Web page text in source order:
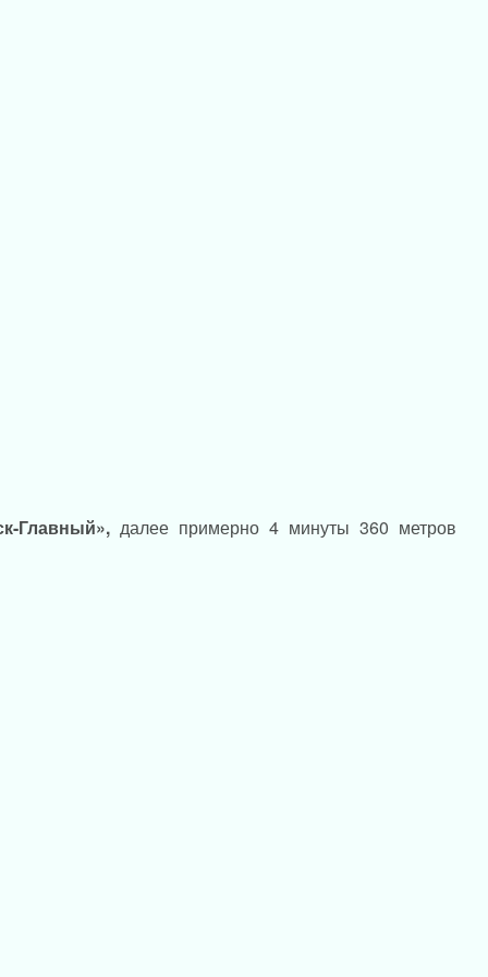
Главный», далее примерно 4 минуты 360 метров